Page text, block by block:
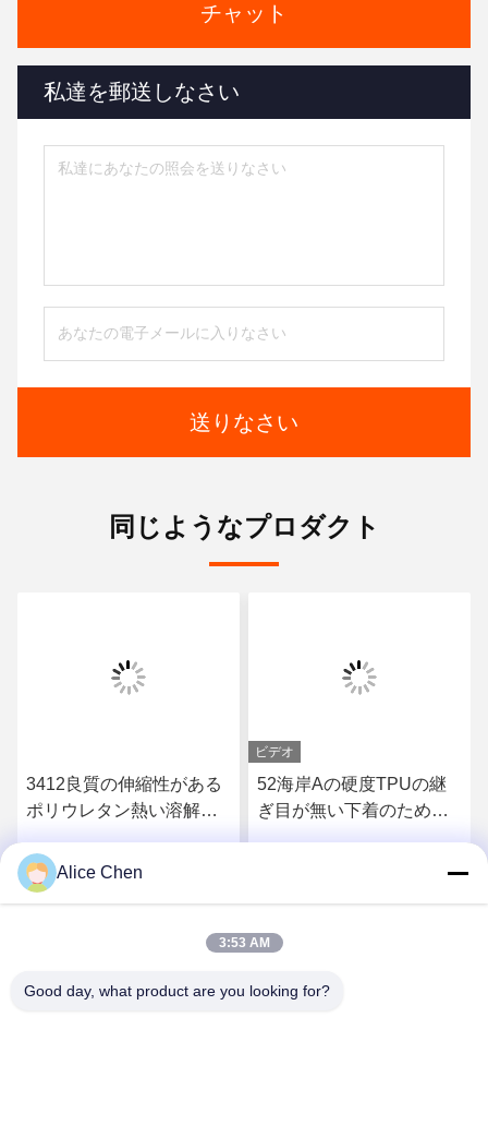
チャット
私達を郵送しなさい
送りなさい
同じようなプロダクト
なさ
52海岸Aの硬度TPUの継
ぎ目が無い下着のための
ム
ビデオ
低温のエヴァの接着の金
属および生地のための熱
Alice Chen
3:53 AM
Good day, what product are you looking for?